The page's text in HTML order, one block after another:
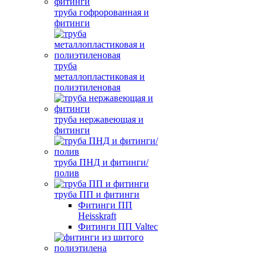
труба гофророванная и
фитинги
труба
металлопластиковая и
полиэтиленовая
труба нержавеющая и
фитинги
труба ПНД и фитинги/
полив
труба ПП и фитинги
Фитинги ПП
Heisskraft
Фитинги ПП Valtec